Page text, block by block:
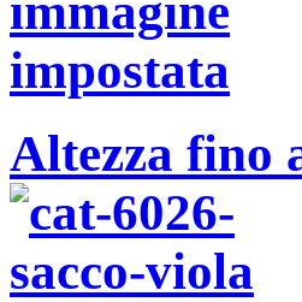
Altezza fino